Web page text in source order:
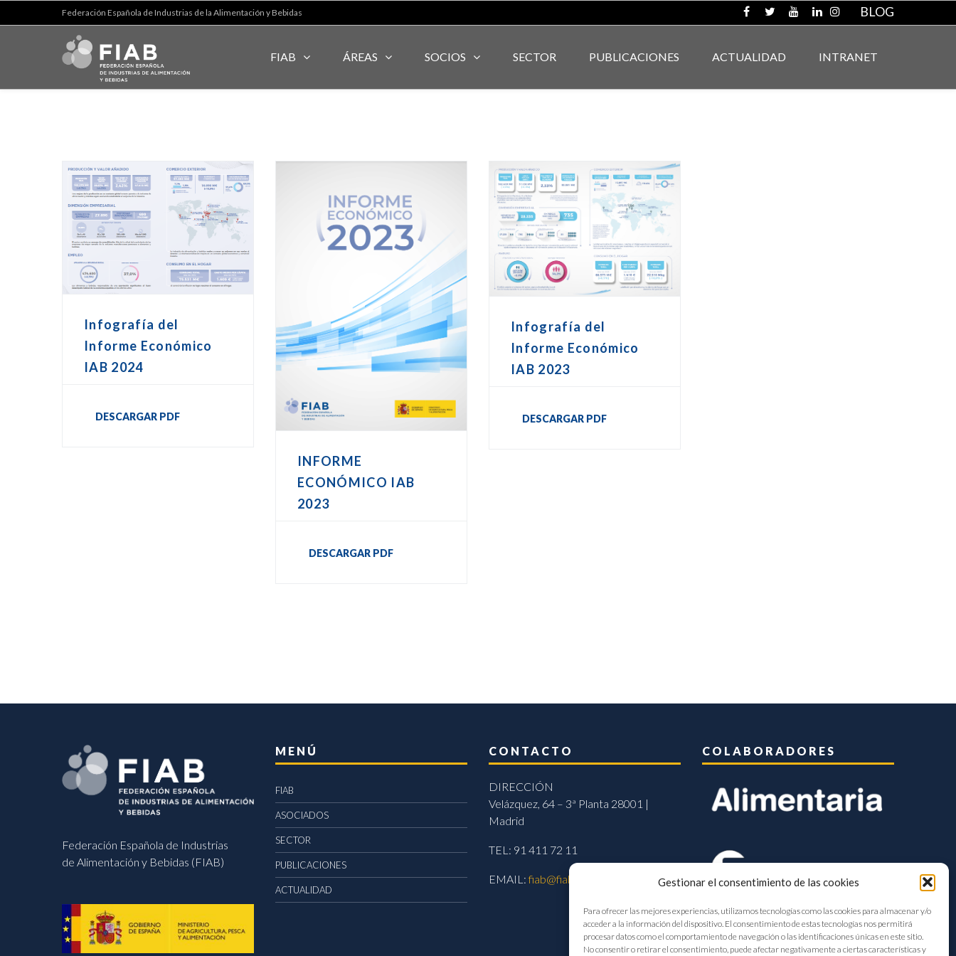
Gestionar el consentimiento de las cookies
Para ofrecer las mejores experiencias, utilizamos tecnologías como las cookies para almacenar y/o
acceder a la información del dispositivo. El consentimiento de estas tecnologías nos permitirá
procesar datos como el comportamiento de navegación o las identificaciones únicas en este sitio.
No consentir o retirar el consentimiento, puede afectar negativamente a ciertas características y
Federación Española de Industrias de la Alimentación y Bebidas BLOG
FIAB ÁREAS SOCIOS SECTOR PUBLICACIONES ACTUALIDAD INTRANET
Infografía del
Informe Económico
IAB 2024
DESCARGAR PDF
INFORME
ECONÓMICO IAB
2023
DESCARGAR PDF
Infografía del
Informe Económico
IAB 2023
DESCARGAR PDF
Federación Española de Industrias
de Alimentación y Bebidas (FIAB)
MENÚ
FIAB
ASOCIADOS
SECTOR
PUBLICACIONES
ACTUALIDAD
CONTACTO
DIRECCIÓN
Velázquez, 64 – 3ª Planta 28001 |
Madrid
TEL: 91 411 72 11
EMAIL:fiab@fiab.es
COLABORADORES